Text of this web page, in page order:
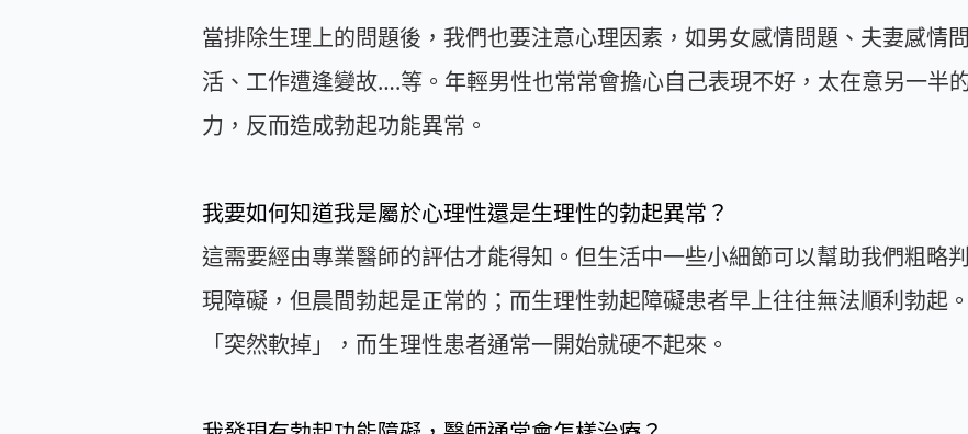
當排除生理上的問題後，我們也要注意心理因素，如男女感情問題、夫妻感情
活、工作遭逢變故….等。年輕男性也常常會擔心自己表現不好，太在意另一半
力，反而造成勃起功能異常。
我要如何知道我是屬於心理性還是生理性的勃起異常？
這需要經由專業醫師的評估才能得知。但生活中一些小細節可以幫助我們粗略
現障礙，但晨間勃起是正常的；而生理性勃起障礙患者早上往往無法順利勃起
「突然軟掉」，而生理性患者通常一開始就硬不起來。